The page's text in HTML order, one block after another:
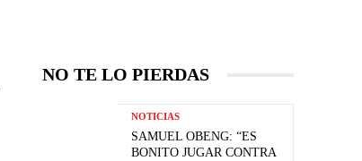
NO TE LO PIERDAS
NOTICIAS
SAMUEL OBENG: “ES
BONITO JUGAR CONTRA